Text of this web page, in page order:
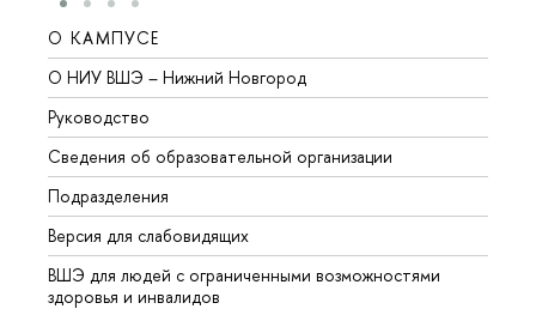
О КАМПУСЕ
О НИУ ВШЭ – Нижний Новгород
Руководство
Сведения об образовательной организации
Подразделения
Версия для слабовидящих
ВШЭ для людей с ограниченными возможностями
здоровья и инвалидов